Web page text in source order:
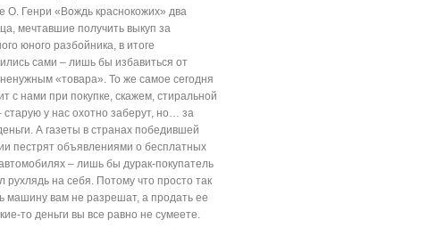
О. Генри «Вождь краснокожих» два
мечтавшие получить выкуп за
юного разбойника, в итоге
сами – лишь бы избавиться от
«товара». То же самое сегодня
с нами при покупке, скажем, стиральной
у нас охотно заберут, но… за
А газеты в странах победившей
пестрят объявлениями о бесплатных
– лишь бы дурак-покупатель
рухлядь на себя. Потому что просто так
машину вам не разрешат, а продать ее
то деньги вы все равно не сумеете.